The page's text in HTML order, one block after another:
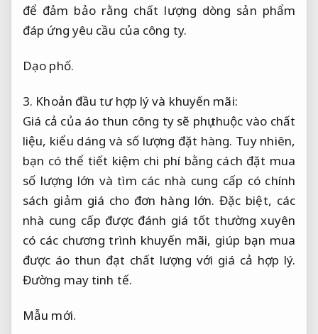
để đảm bảo rằng chất lượng dòng sản phẩm
đáp ứng yêu cầu của công ty.
Dạo phố.
3. Khoản đầu tư hợp lý và khuyến mãi:
Giá cả của áo thun công ty sẽ phụ thuộc vào chất
liệu, kiểu dáng và số lượng đặt hàng. Tuy nhiên,
bạn có thể tiết kiệm chi phí bằng cách đặt mua
số lượng lớn và tìm các nhà cung cấp có chính
sách giảm giá cho đơn hàng lớn. Đặc biệt, các
nhà cung cấp được đánh giá tốt thường xuyên
có các chương trình khuyến mãi, giúp bạn mua
được áo thun đạt chất lượng với giá cả hợp lý.
Đường may tinh tế.
Mẫu mới.